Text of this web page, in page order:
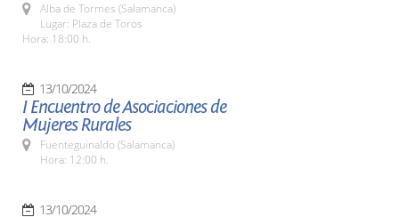
Alba de Tormes (Salamanca)
Lugar: Plaza de Toros
Hora: 18:00 h.
13/10/2024
I Encuentro de Asociaciones de
Mujeres Rurales
Fuenteguinaldo (Salamanca)
Hora: 12:00 h.
13/10/2024